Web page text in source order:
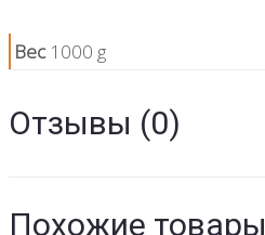
Вес 1000 g
Отзывы (0)
Похожие товары